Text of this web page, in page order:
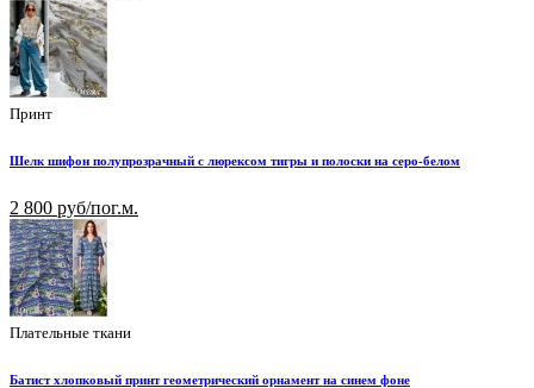
Принт
Шелк шифон полупрозрачный с люрексом тигры и полоски на серо-белом
2 800 руб/пог.м.
Плательные ткани
Батист хлопковый принт геометрический орнамент на синем фоне